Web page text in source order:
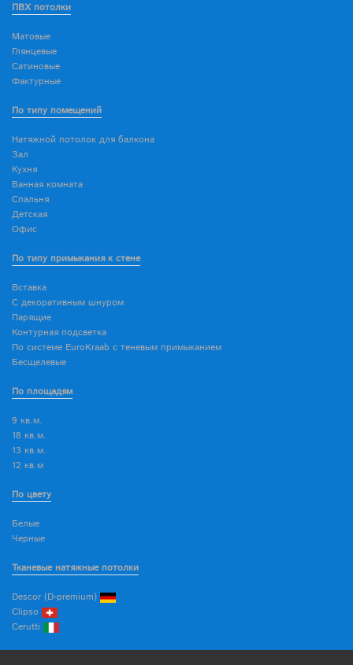
ПВХ потолки
Матовые
Глянцевые
Сатиновые
Фактурные
По типу помещений
Натяжной потолок для балкона
Зал
Кухня
Ванная комната
Спальня
Детская
Офис
По типу примыкания к стене
Вставка
С декоративным шнуром
Парящие
Контурная подсветка
По системе EuroKraab с теневым примыканием
Бесщелевые
По площадям
9 кв.м.
18 кв.м.
13 кв.м.
12 кв.м
По цвету
Белые
Черные
Тканевые натяжные потолки
Descor (D-premium)
Clipso
Cerutti